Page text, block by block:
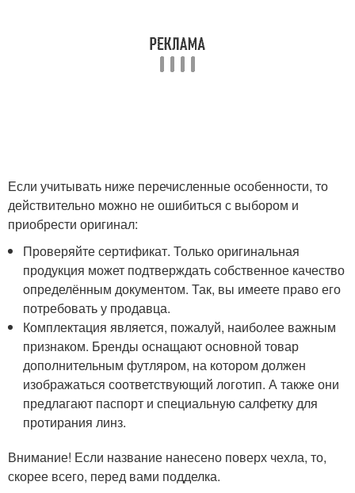
Если учитывать ниже перечисленные особенности, то
действительно можно не ошибиться с выбором и
приобрести оригинал:
Проверяйте сертификат. Только оригинальная
продукция может подтверждать собственное качество
определённым документом. Так, вы имеете право его
потребовать у продавца.
Комплектация является, пожалуй, наиболее важным
признаком. Бренды оснащают основной товар
дополнительным футляром, на котором должен
изображаться соответствующий логотип. А также они
предлагают паспорт и специальную салфетку для
протирания линз.
Внимание! Если название нанесено поверх чехла, то,
скорее всего, перед вами подделка.